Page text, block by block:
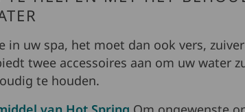
in uw spa, het moet dan ook vers,
twee accessoires aan om uw water
te houden.